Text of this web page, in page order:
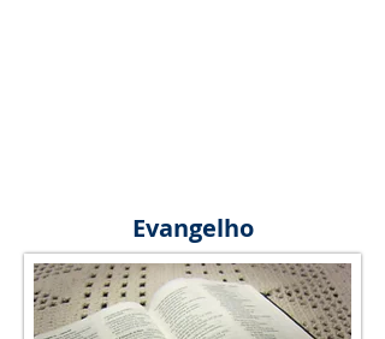
Evangelho